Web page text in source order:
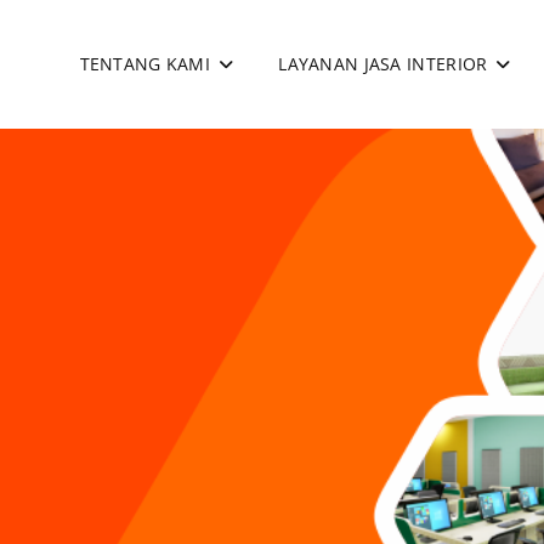
TENTANG KAMI LAYANAN JASA INTERIOR